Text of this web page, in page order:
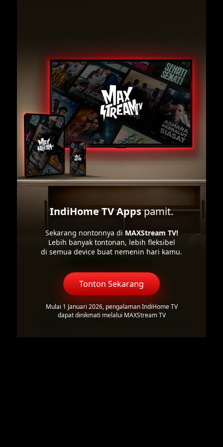
IndiHome TV Appspamit.
Sekarang nontonnya di MAXStream TV!
Lebih banyak tontonan, lebih fleksibel
di semua device buat nemenin hari kamu.
Tonton Sekarang
Mulai 1 Januari 2026, pengalaman IndiHome TV
dapat dinikmati melalui MAXStream TV